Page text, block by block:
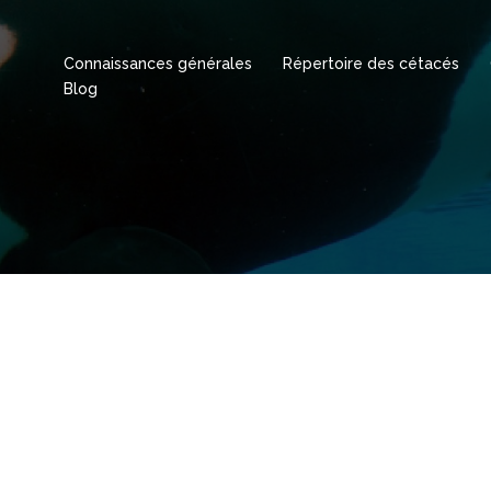
Connaissances générales Répertoire des cétacés
Blog